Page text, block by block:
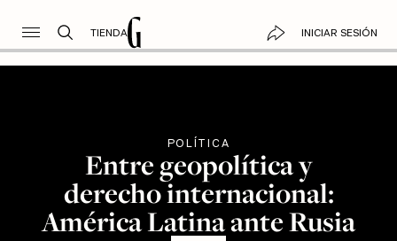
TIENDA INICIAR SESIÓN
POLÍTICA
Entre geopolítica y
derecho internacional:
América Latina ante Rusia